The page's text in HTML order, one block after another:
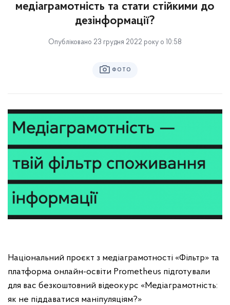
медіаграмотність та стати стійкими до
дезінформації?
Опубліковано 23 грудня 2022 року о 10:58
ФОТО
Національний проєкт з медіаграмотності «Фільтр» та
платформа онлайн-освіти Prometheus підготували
для вас безкоштовний відеокурс «Медіаграмотність:
як не піддаватися маніпуляціям?»